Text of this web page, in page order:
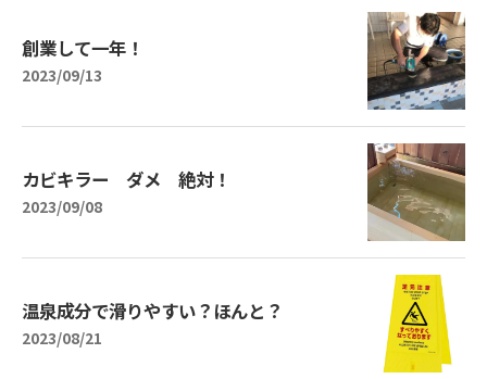
創業して一年！
2023/09/13
カビキラー ダメ 絶対！
2023/09/08
温泉成分で滑りやすい？ほんと？
2023/08/21